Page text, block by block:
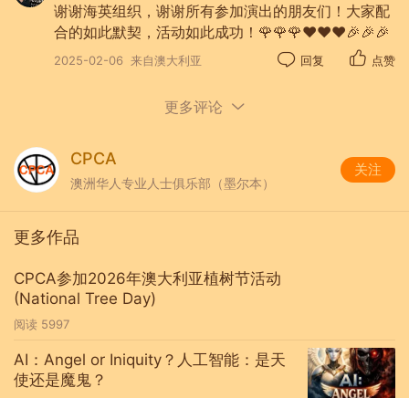
会不会看演出太累，把解说词也
精简了，没想到最后表演的排舞
吸引了很多老人从轮椅上站起来加
入了我们舞蹈行列；也有坐在轮椅
氛一度十分热烈，令人感动！一曲
跳完不过瘾，又要求再跳一遍。
虽然，只是30分钟的演出，节目
的丰富多彩得到了养老院的极大赞
扬：“亲爱的海英，今天您们在炎
热的夏日，为养老院居民们带来
一台这么精彩的庆祝蛇年演出，
为老人们带来欢乐，您和团员的
谢谢海英组织，谢谢所有参加演出的朋友们！大家配
合的如此默契，活动如此成功！🌹🌹🌹❤️❤️❤️🎉🎉🎉
2025-02-06 来自澳大利亚 回复 点赞
更多评论
CPCA
澳洲华人专业人士俱乐部（墨尔本）
关注
更多作品
CPCA参加2026年澳大利亚植树节活动
(National Tree Day)
阅读 5997
AI：Angel or Iniquity？‍人工智能：是天
使还是魔鬼？